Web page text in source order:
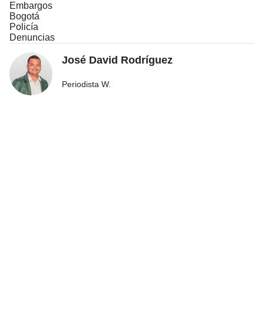
Embargos
Bogotá
Policía
Denuncias
José David Rodríguez
Periodista W.